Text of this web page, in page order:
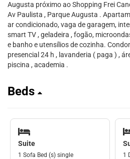
Augusta próximo ao Shopping Frei
Av Paulista , Parque Augusta .
ar condicionado, vaga de garagem,
smart TV , geladeira , fogão,
e banho e utensílios de cozinha.
presencial 24 h , lavanderia ( paga ) ,
piscina , academia .
Beds
Suite
1 Sofa Bed (s) single 1